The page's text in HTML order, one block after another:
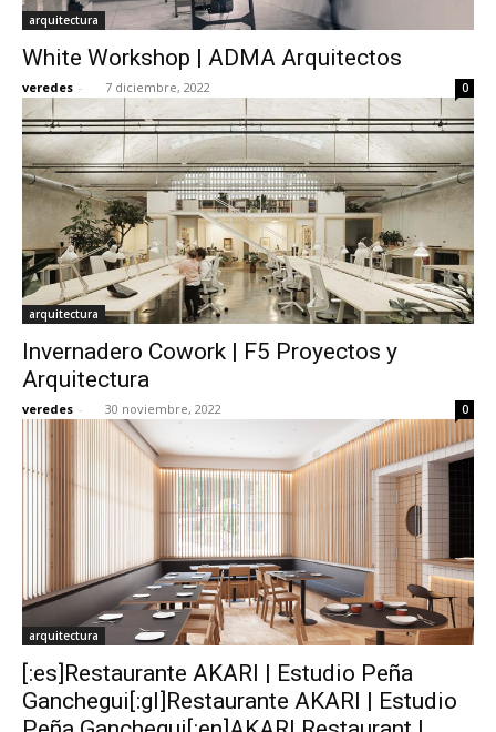
arquitectura
White Workshop | ADMA Arquitectos
veredes - 7 diciembre, 2022 0
arquitectura
Invernadero Cowork | F5 Proyectos y
Arquitectura
veredes - 30 noviembre, 2022 0
arquitectura
[:es]Restaurante AKARI | Estudio Peña
Ganchegui[:gl]Restaurante AKARI | Estudio